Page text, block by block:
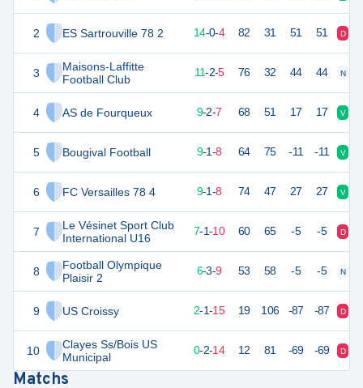
2 ES Sartrouville 78 2
3
Maisons-Laffitte
Football Club
4 AS de Fourqueux
5 Bougival Football
6 FC Versailles 78 4
7
Le Vésinet Sport Club
International U16
8
Football Olympique
Plaisir 2
9 US Croissy
10
Clayes Ss/Bois US
Municipal
42 14-0-4 82 31 51 51 D
35 11-2-5 76 32 44 44 N
29 9-2-7 68 51 17 17 V
28 9-1-8 64 75 -11 -11 V
27 9-1-8 74 47 27 27 V
22 18 7-1-10 60 65 -5 -5 D
21 6-3-9 53 58 -5 -5 N
2-1-15 19 106 -87 -87 D
-7 0-2-14 12 81 -69 -69 D
Matchs